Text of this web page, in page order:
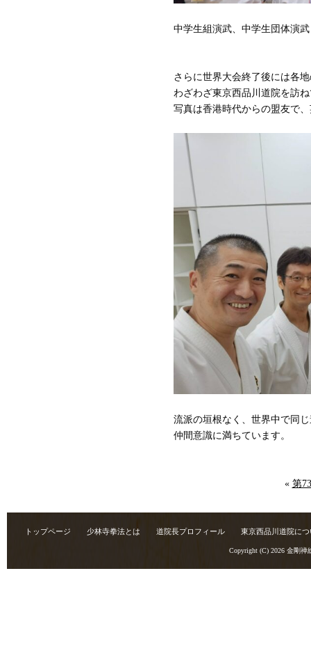
中学生組演武、中学生団体演
さらに世界大会終了後には各
わざわざ東京西品川道院を訪
写真は香港時代からの盟友で
流派の垣根なく、世界中で同
仲間意識に満ちています。
« 第
トップページ 少林寺拳法とは 道院長プロフィール 東京西品川道院につ
Copyright (C) 2026 金剛禅